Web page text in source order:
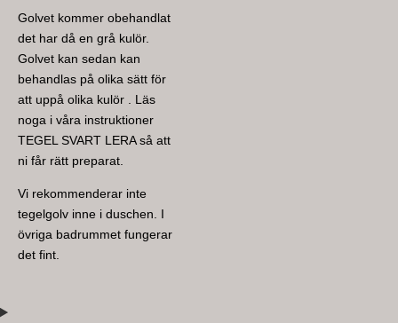
Golvet kommer obehandlat
det har då en grå kulör.
Golvet kan sedan kan
behandlas på olika sätt för
att uppå olika kulör . Läs
noga i våra instruktioner
TEGEL SVART LERA så att
ni får rätt preparat.
Vi rekommenderar inte
tegelgolv inne i duschen. I
övriga badrummet fungerar
det fint.